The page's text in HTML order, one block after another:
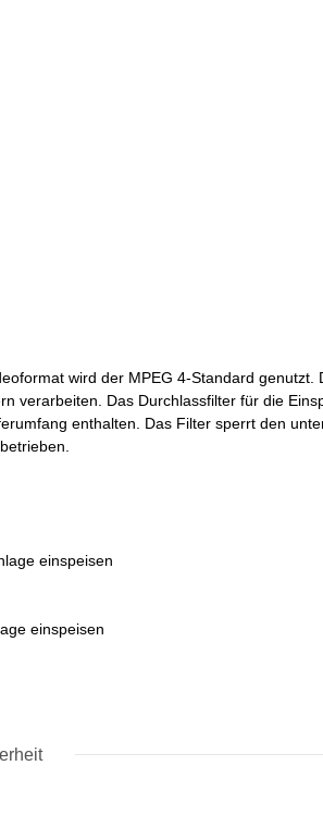
wird der MPEG 4-Standard genutzt.
verarbeiten. Das Durchlassfilter für die
enthalten. Das Filter sperrt den
einspeisen
einspeisen